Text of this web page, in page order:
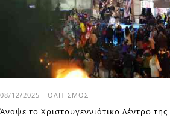
08/12/2025 ΠΟΛΙΤΙΣΜΌΣ
Άναψε το Χριστουγεννιάτικο Δέντρο της